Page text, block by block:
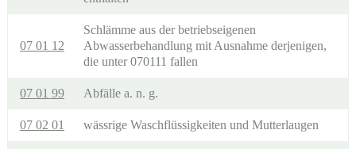
07 01 12
Schlämme aus der betriebseigenen
Abwasserbehandlung mit Ausnahme derjenigen,
die unter 070111 fallen
07 01 99 Abfälle a. n. g.
07 02 01 wässrige Waschflüssigkeiten und Mutterlaugen